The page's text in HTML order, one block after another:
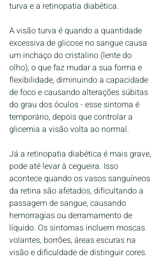
turva e a retinopatia diabética.
A visão turva é quando a quantidade
excessiva de glicose no sangue causa
um inchaço do cristalino (lente do
olho), o que faz mudar a sua forma e
flexibilidade, diminuindo a capacidade
de foco e causando alterações súbitas
do grau dos óculos - esse sintoma é
temporário, depois que controlar a
glicemia a visão volta ao normal.
Já a retinopatia diabética é mais grave,
pode até levar à cegueira. Isso
acontece quando os vasos sanguíneos
da retina são afetados, dificultando a
passagem de sangue, causando
hemorragias ou derramamento de
líquido. Os sintomas incluem moscas
volantes, borrões, áreas escuras na
visão e dificuldade de distinguir cores.